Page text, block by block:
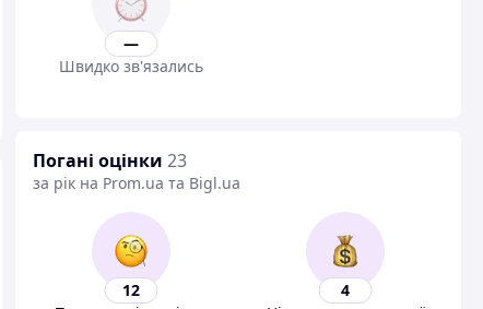
—
Швидко зв'язались
Погані оцінки 23
за рік на Prom.ua та Bigl.ua
12
4